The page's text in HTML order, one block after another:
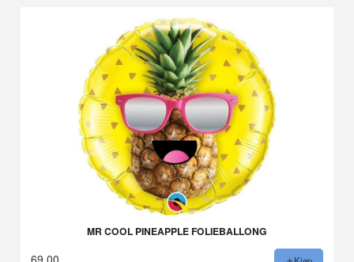
MR COOL PINEAPPLE FOLIEBALLONG